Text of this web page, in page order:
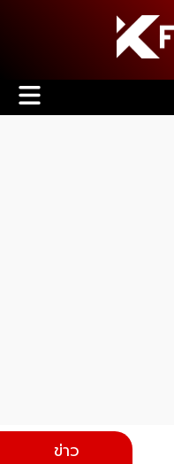
ข่าว